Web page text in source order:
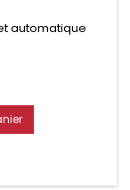
automatique
(2.0M +
Permet
le
UV et aux